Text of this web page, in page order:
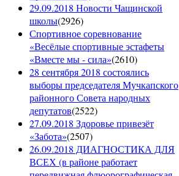
29.09.2018 Новости Чащинской
школы(2926)
Спортивное соревнование
«Весёлые спортивные эстафеты
«Вместе мы - сила»(2610)
28 сентября 2018 состоялись
выборы председателя Мучкапского
районного Совета народных
депутатов(2522)
27.09.2018 Здоровье привезёт
«Забота»(2507)
26.09.2018 ДИАГНОСТИКА ДЛЯ
ВСЕХ (в районе работает